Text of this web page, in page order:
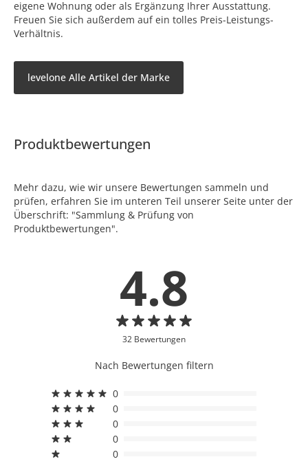
eigene Wohnung oder als Ergänzung Ihrer Ausstattung.
Freuen Sie sich außerdem auf ein tolles Preis-Leistungs-
Verhältnis.
levelone Alle Artikel der Marke
Produktbewertungen
Mehr dazu, wie wir unsere Bewertungen sammeln und
prüfen, erfahren Sie im unteren Teil unserer Seite unter der
Überschrift: "Sammlung & Prüfung von
Produktbewertungen".
4.8
32 Bewertungen
Nach Bewertungen filtern
0
0
0
0
0